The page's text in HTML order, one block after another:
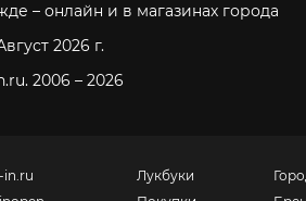
– онлайн и в магазинах города
2026 г.
2006 – 2026
in.ru
Лукбуки